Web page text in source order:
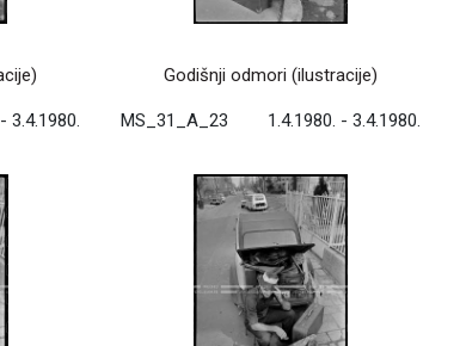
3.4.1980.
Godišnji odmori (ilustracije)
MS_31_A_23 1.4.1980. - 3.4.1980.